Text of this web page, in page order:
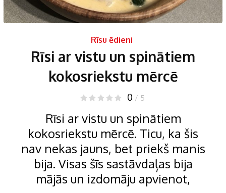
Rīsu ēdieni
Rīsi ar vistu un spinātiem
kokosriekstu mērcē
0 / 5
Rīsi ar vistu un spinātiem
kokosriekstu mērcē. Ticu, ka šis
nav nekas jauns, bet priekš manis
bija. Visas šīs sastāvdaļas bija
mājās un izdomāju apvienot,